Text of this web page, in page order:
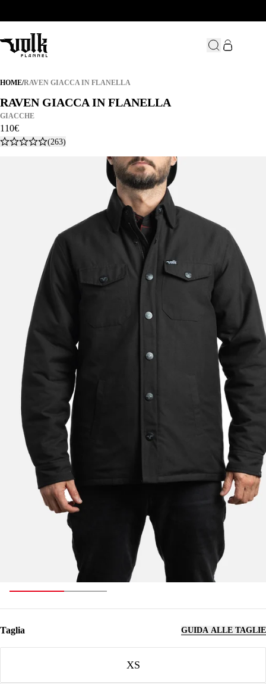
HOME/RAVEN GIACCA IN FLANELLA
RAVEN GIACCA IN FLANELLA
RAVEN GIACCA IN FLANELLA
RAVEN GIACCA IN FLANELLA
GIACCHE
110€
(263)
Taglia GUIDA ALLE TAGLIE
XS